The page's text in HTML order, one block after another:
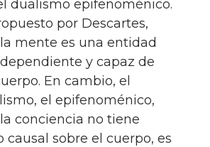
dualismo epifenoménico.
por Descartes,
mente es una entidad
y capaz de
En cambio, el
el epifenoménico,
conciencia no tiene
causal sobre el cuerpo, es